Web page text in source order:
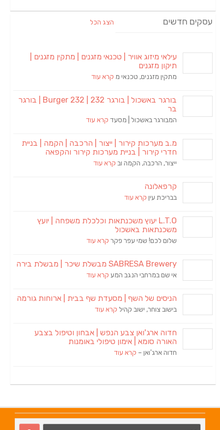
עסקים חדשים הצג הכל
עילאי מיזוג אוויר | טכנאי מזגנים | מתקין מזגנים |
תיקון מזגנים
מתקין מזגנים, טכנאי מ קרא עוד
בורגר באשכול | בורגר 232 | Burger 232 | בורגר
בר
המבורגר באשכול | מסעד קרא עוד
מ.ב מערכות קירור | ייצור | הרכבה | הקמה | בניית
חדרי קירור | בניית מערכות קירור והקפאה
ייצור, הרכבה, הקמה וב קרא עוד
קרפאלונה
בבריכת עין קרא עוד
L.T.O יעוץ משכנתאות וכלכלת משפחה | יועץ
משכנתאות באשכול
שלום לכם! שמי עפר פקר קרא עוד
SABRESA Brewery מבשלת שיכר | מבשלת בירה
אי שם במרחבי הנגב המע קרא עוד
הניסים של השף | מסעדת שף בבית | ארוחות גורמה
בישוב צוחר, ישוב קהיל קרא עוד
חדוה ארג'ואן צבע הנפש | אבחון וטיפול בצבע
האורה סומא | אימון טיפולי באומנות
חדוה ארג'ואן – קרא עוד